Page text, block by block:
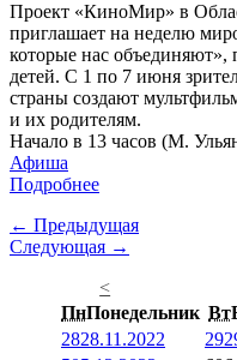
Проект «КиноМир» в
приглашает на неделю
которые нас
детей. С 1 по 7 июня
страны создают
и их родителям.
Начало в 13 часов (М.
Афиша
Подробнее
← Предыдущая
Следующая →
<
ПнПонедельник Вт
2828.11.2022 29